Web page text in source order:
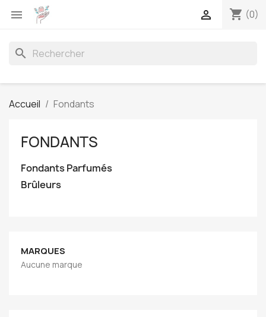
 shopping_cart (0)

search
Accueil Fondants
FONDANTS
Fondants Parfumés
Brûleurs
MARQUES
Aucune marque